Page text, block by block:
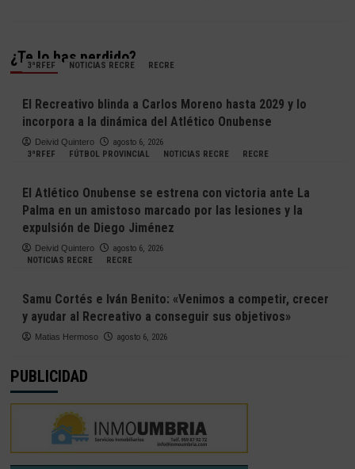
¿Te lo has perdido?
3ªRFEF NOTICIAS RECRE RECRE
El Recreativo blinda a Carlos Moreno hasta 2029 y lo
incorpora a la dinámica del Atlético Onubense
Deivid Quintero
agosto 6, 2026
3ªRFEF
FÚTBOL PROVINCIAL NOTICIAS RECRE RECRE
El Atlético Onubense se estrena con victoria ante La
Palma en un amistoso marcado por las lesiones y la
expulsión de Diego Jiménez
Deivid Quintero
agosto 6, 2026
NOTICIAS RECRE
RECRE
Samu Cortés e Iván Benito: «Venimos a competir, crecer
y ayudar al Recreativo a conseguir sus objetivos»
Matias Hermoso agosto 6, 2026
PUBLICIDAD